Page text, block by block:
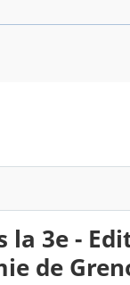
la 3e -
de